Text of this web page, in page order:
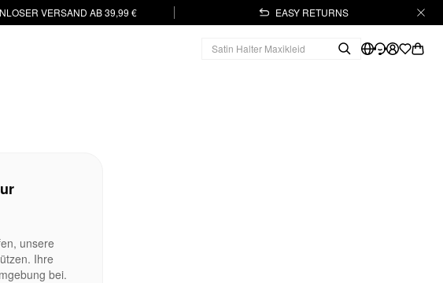
VERSAND AB 39,99 € EASY RETURNS
unsere
Ihre
bei.